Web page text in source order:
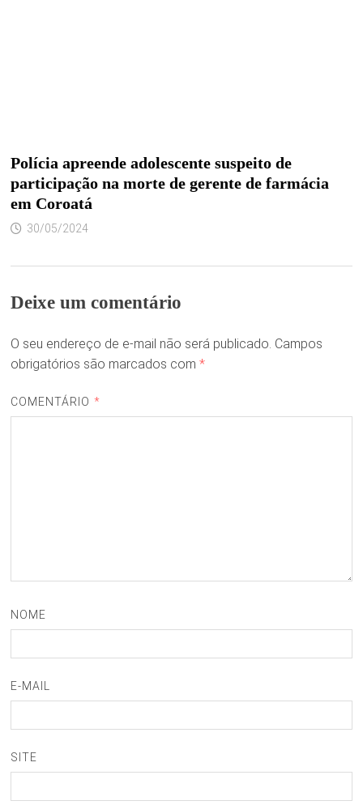
Polícia apreende adolescente suspeito de
participação na morte de gerente de farmácia
em Coroatá
30/05/2024
Deixe um comentário
O seu endereço de e-mail não será publicado. Campos
obrigatórios são marcados com *
COMENTÁRIO *
NOME
E-MAIL
SITE